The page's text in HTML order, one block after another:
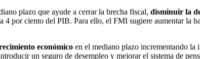
plazo que ayude a cerrar la brecha fiscal, disminuir la
4 por ciento del PIB. Para ello, el FMI sugiere aumentar la
económico en el mediano plazo incrementando
un seguro de desempleo y mejorar el sistema de